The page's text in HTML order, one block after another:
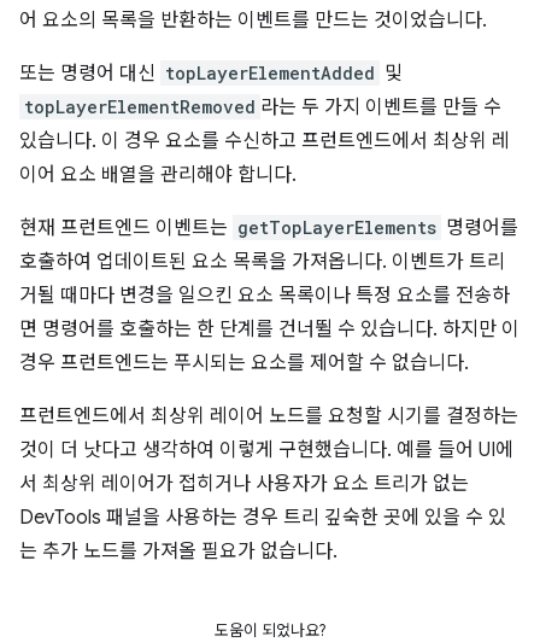
어 요소의 목록을 반환하는 이벤트를 만드는 것이었습니다.
또는 명령어 대신 topLayerElementAdded 및
topLayerElementRemoved 라는 두 가지 이벤트를 만들 수
있습니다. 이 경우 요소를 수신하고 프런트엔드에서 최상위 레
이어 요소 배열을 관리해야 합니다.
현재 프런트엔드 이벤트는 getTopLayerElements 명령어를
호출하여 업데이트된 요소 목록을 가져옵니다. 이벤트가 트리
거될 때마다 변경을 일으킨 요소 목록이나 특정 요소를 전송하
면 명령어를 호출하는 한 단계를 건너뛸 수 있습니다. 하지만 이
경우 프런트엔드는 푸시되는 요소를 제어할 수 없습니다.
프런트엔드에서 최상위 레이어 노드를 요청할 시기를 결정하는
것이 더 낫다고 생각하여 이렇게 구현했습니다. 예를 들어 UI에
서 최상위 레이어가 접히거나 사용자가 요소 트리가 없는
DevTools 패널을 사용하는 경우 트리 깊숙한 곳에 있을 수 있
는 추가 노드를 가져올 필요가 없습니다.
도움이 되었나요?